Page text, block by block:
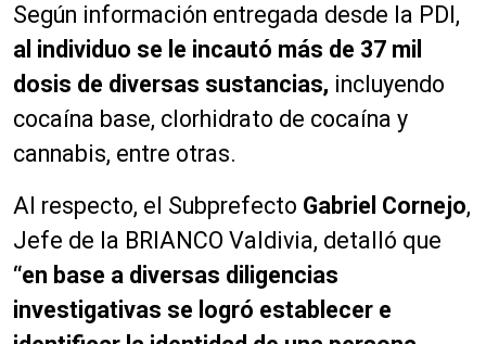
Según información entregada desde la PDI,
al individuo se le incautó más de 37 mil
dosis de diversas sustancias, incluyendo
cocaína base, clorhidrato de cocaína y
cannabis, entre otras.
Al respecto, el Subprefecto Gabriel Cornejo,
Jefe de la BRIANCO Valdivia, detalló que
“en base a diversas diligencias
investigativas se logró establecer e